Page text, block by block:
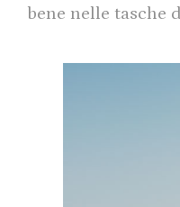
bene nelle tasche